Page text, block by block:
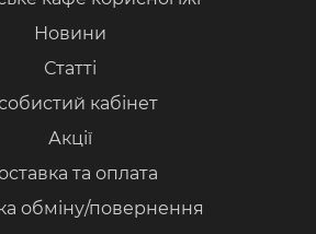
Новини
Статті
кабінет
Акції
та оплата
обміну/повернення